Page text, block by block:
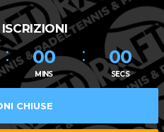
00
MINS
00
SECS
CHIUSE